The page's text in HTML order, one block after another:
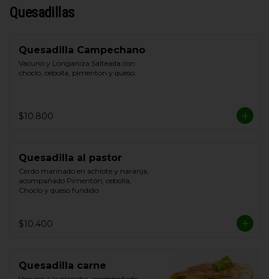
Quesadillas
Quesadilla Campechano
Vacuno y Longaniza Salteada con
choclo, cebolla, pimenton y queso.
$10.800
Quesadilla al pastor
Cerdo marinado en achiote y naranja,
acompañado Pimentón, cebolla,
Choclo y queso fundido.
$10.400
Quesadilla carne